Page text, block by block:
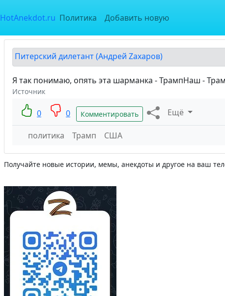
HotAnekdot.ru Политика Добавить новую
Питерский дилетант (Андрей Zахаров)
Я так понимаю, опять эта шарманка - ТрампНаш -
Источник
0 0 Комментировать Ещё
политика Трамп США
Получайте новые истории, мемы, анекдоты и другое на ваш